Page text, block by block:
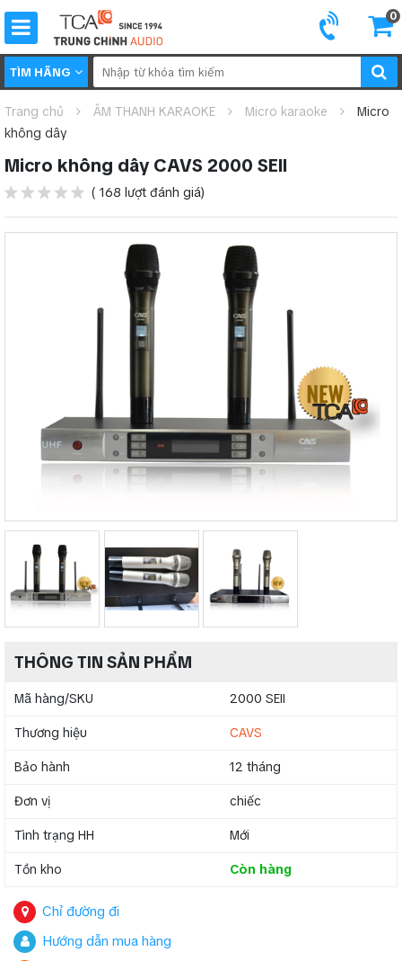
0
TÌM HÃNG
Trang chủ ÂM THANH KARAOKE Micro karaoke
Micro
không dây
Micro không dây CAVS 2000 SEII
( 168 lượt đánh giá)
THÔNG TIN SẢN PHẨM
Mã hàng/SKU 2000 SEII
Thương hiệu CAVS
Bảo hành 12 tháng
Đơn vị chiếc
Tình trạng HH Mới
Tồn kho Còn hàng
Chỉ đường đi
Hướng dẫn mua hàng